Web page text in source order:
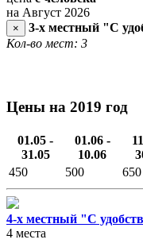
на Август 2026
×
3-х местный "С
Кол-во мест: 3
Цены на 2019 год
01.05 -
31.05
01.06 -
10.06
450
500 650
4-х местный "С
4 места